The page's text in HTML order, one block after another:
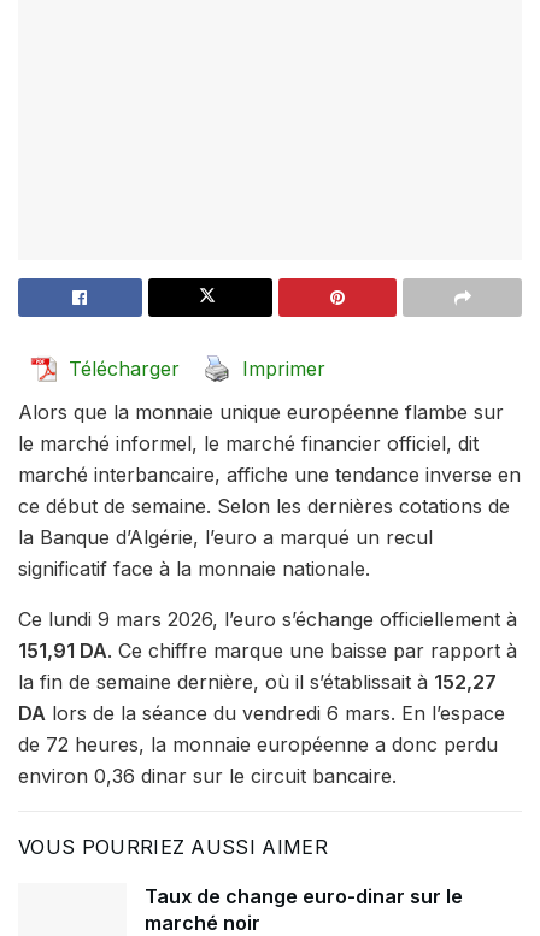
Télécharger
Imprimer
Alors que la monnaie unique européenne flambe sur
le marché informel, le marché financier officiel, dit
marché interbancaire, affiche une tendance inverse en
ce début de semaine. Selon les dernières cotations de
la Banque d’Algérie, l’euro a marqué un recul
significatif face à la monnaie nationale.
Ce lundi 9 mars 2026, l’euro s’échange officiellement à
151,91 DA. Ce chiffre marque une baisse par rapport à
la fin de semaine dernière, où il s’établissait à 152,27
DA lors de la séance du vendredi 6 mars. En l’espace
de 72 heures, la monnaie européenne a donc perdu
environ 0,36 dinar sur le circuit bancaire.
VOUS POURRIEZ AUSSI AIMER
Taux de change euro-dinar sur le
marché noir